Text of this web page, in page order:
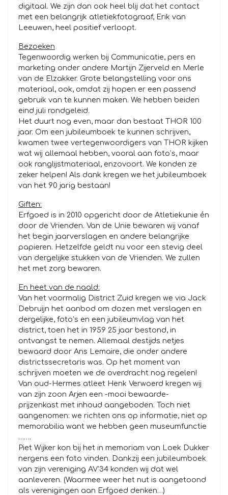
digitaal. We zijn dan ook heel blij dat het contact
met een belangrijk atletiekfotograaf, Erik van
Leeuwen, heel positief verloopt.
Bezoeken
Tegenwoordig werken bij Communicatie, pers en
marketing onder andere Martijn Zijerveld en Merle
van de Elzakker. Grote belangstelling voor ons
materiaal, ook, omdat zij hopen er een passend
gebruik van te kunnen maken. We hebben beiden
eind juli rondgeleid.
Het duurt nog even, maar dan bestaat THOR 100
jaar. Om een jubileumboek te kunnen schrijven,
kwamen twee vertegenwoordigers van THOR kijken
wat wij allemaal hebben, vooral aan foto’s, maar
ook ranglijstmateriaal, enzovoort. We konden ze
zeker helpen! Als dank kregen we het jubileumboek
van het 90 jarig bestaan!
Giften:
Erfgoed is in 2010 opgericht door de Atletiekunie én
door de Vrienden. Van de Unie bewaren wij vanaf
het begin jaarverslagen en andere belangrijke
papieren. Hetzelfde geldt nu voor een stevig deel
van dergelijke stukken van de Vrienden. We zullen
het met zorg bewaren.
En heet van de naald:
Van het voormalig District Zuid kregen we via Jack
Debruijn het aanbod om dozen met verslagen en
dergelijke, foto’s en een jubileumvlag van het
district, toen het in 1959 25 jaar bestond, in
ontvangst te nemen. Allemaal destijds netjes
bewaard door Ans Lemaire, die onder andere
districtssecretaris was. Op het moment van
schrijven moeten we de overdracht nog regelen!
Van oud-Hermes atleet Henk Verwoerd kregen wij
van zijn zoon Arjen een -mooi bewaarde-
prijzenkast met inhoud aangeboden. Toch niet
aangenomen: we richten ons op informatie, niet op
memorabilia want we hebben geen museumfunctie
…….
Piet Wijker kon bij het in memoriam van Loek Dukker
nergens een foto vinden. Dankzij een jubileumboek
van zijn vereniging AV’34 konden wij dat wel
aanleveren. (Waarmee weer het nut is aangetoond
als verenigingen aan Erfgoed denken…)